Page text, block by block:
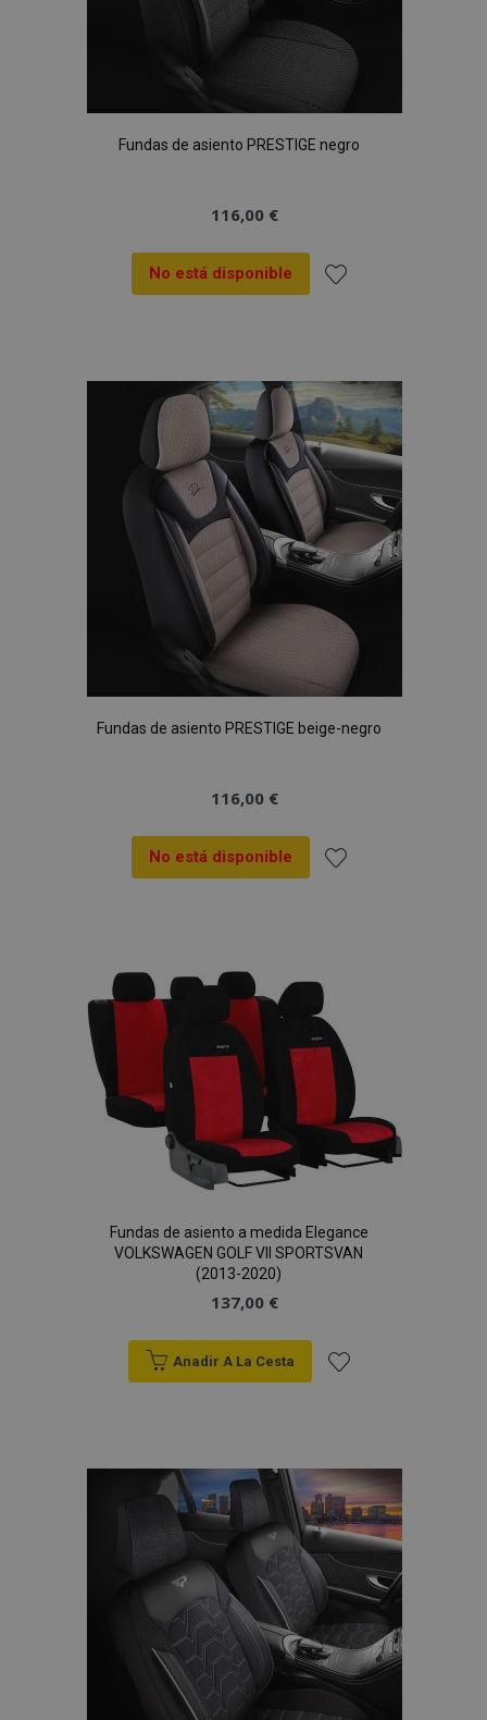
Fundas de asiento PRESTIGE negro
116,00 €
No está disponible
Lista
de
Deseos
Fundas de asiento PRESTIGE beige-negro
116,00 €
No está disponible
Lista
de
Deseos
Fundas de asiento a medida Elegance
VOLKSWAGEN GOLF VII SPORTSVAN
(2013-2020)
137,00 €
Anadir A La Cesta
Lista
de
Deseos